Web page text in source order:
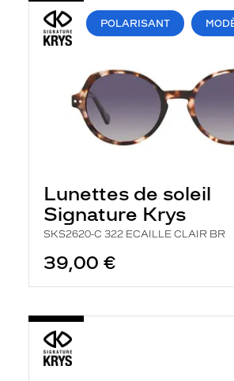
POLARISANT
Lunettes de soleil
Signature Krys
SKS2620-C 322 ECAILLE CLAIR BR
39,00 €